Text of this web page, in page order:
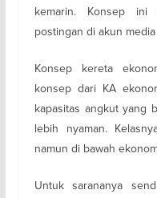
kemarin. Konsep
postingan di akun
Konsep kereta
konsep dari KA
kapasitas angkut yang
lebih nyaman.
namun di bawah
Untuk sarananya